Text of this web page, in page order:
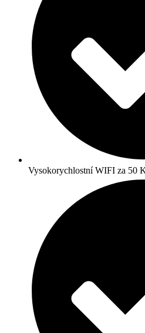
Vysokorychlostní WIFI za 50